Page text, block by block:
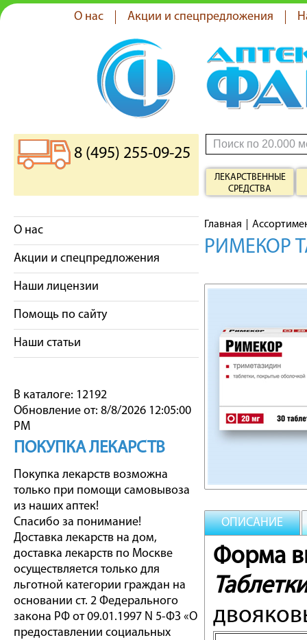
О нас Акции и спецпредложения
8 (495) 255-09-25
ЛЕКАРСТВЕННЫЕ
СРЕДСТВА
О нас
Акции и спецпредложения
Наши лицензии
Помощь по сайту
Наши статьи
В каталоге: 12192
Обновление от: 8/8/2026 12:05:00
PM
ПОКУПКА ЛЕКАРСТВ
Покупка лекарств возможна
только при помощи самовывоза
из наших аптек!
Спасибо за понимание!
Доставка лекарств на дом,
доставка лекарств по Москве
осуществляется только для
льготной категории граждан на
основании ст. 2 Федерального
закона РФ от 09.01.1997 N 5-ФЗ «О
предоставлении социальных
Главная
РИМЕКОР
ОПИСАНИЕ
Форма